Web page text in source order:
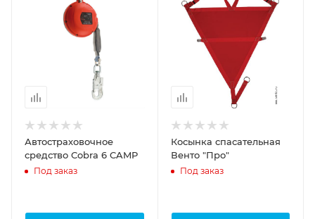
Автостраховочное
средство Cobra 6 CAMP
Под заказ
Косынка спасательная
Венто "Про"
Под заказ